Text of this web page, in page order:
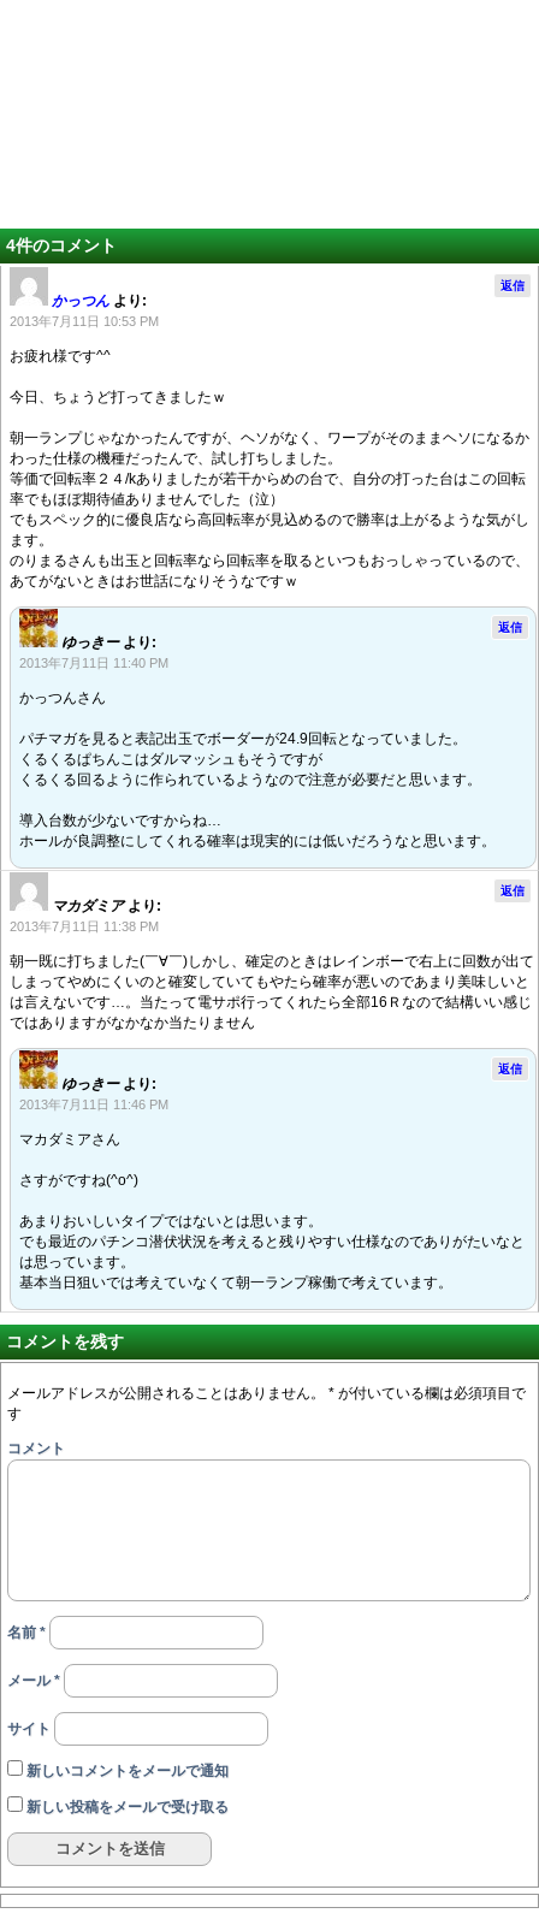
4件のコメント
かっつん より:
2013年7月11日 10:53 PM
お疲れ様です^^
今日、ちょうど打ってきましたｗ
朝一ランプじゃなかったんですが、ヘソがなく、ワープがそのままヘソになるか
わった仕様の機種だったんで、試し打ちしました。
等価で回転率２４/kありましたが若干からめの台で、自分の打った台はこの回転
率でもほぼ期待値ありませんでした（泣）
でもスペック的に優良店なら高回転率が見込めるので勝率は上がるような気がし
ます。
のりまるさんも出玉と回転率なら回転率を取るといつもおっしゃっているので、
あてがないときはお世話になりそうなですｗ
返信
ゆっきー より:
2013年7月11日 11:40 PM
かっつんさん
パチマガを見ると表記出玉でボーダーが24.9回転となっていました。
くるくるぱちんこはダルマッシュもそうですが
くるくる回るように作られているようなので注意が必要だと思います。
導入台数が少ないですからね…
ホールが良調整にしてくれる確率は現実的には低いだろうなと思います。
返信
マカダミア より:
2013年7月11日 11:38 PM
朝一既に打ちました(￣∀￣)しかし、確定のときはレインボーで右上に回数が出て
しまってやめにくいのと確変していてもやたら確率が悪いのであまり美味しいと
は言えないです…。当たって電サポ行ってくれたら全部16Ｒなので結構いい感じ
ではありますがなかなか当たりません
返信
ゆっきー より:
2013年7月11日 11:46 PM
マカダミアさん
さすがですね(^o^)
あまりおいしいタイプではないとは思います。
でも最近のパチンコ潜伏状況を考えると残りやすい仕様なのでありがたいなと
は思っています。
基本当日狙いでは考えていなくて朝一ランプ稼働で考えています。
返信
コメントを残す
メールアドレスが公開されることはありません。 * が付いている欄は必須項目で
す
コメント
名前 *
メール*
サイト
新しいコメントをメールで通知
新しい投稿をメールで受け取る